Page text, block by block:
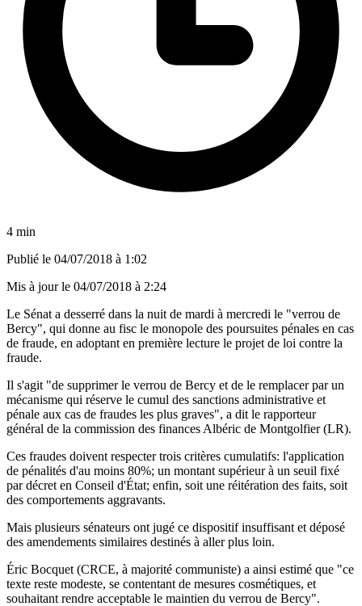
4 min
Publié le 04/07/2018 à 1:02
Mis à jour le 04/07/2018 à 2:24
Le Sénat a desserré dans la nuit de mardi à mercredi le "verrou de
Bercy", qui donne au fisc le monopole des poursuites pénales en cas
de fraude, en adoptant en première lecture le projet de loi contre la
fraude.
Il s'agit "de supprimer le verrou de Bercy et de le remplacer par un
mécanisme qui réserve le cumul des sanctions administrative et
pénale aux cas de fraudes les plus graves", a dit le rapporteur
général de la commission des finances Albéric de Montgolfier (LR).
Ces fraudes doivent respecter trois critères cumulatifs: l'application
de pénalités d'au moins 80%; un montant supérieur à un seuil fixé
par décret en Conseil d'État; enfin, soit une réitération des faits, soit
des comportements aggravants.
Mais plusieurs sénateurs ont jugé ce dispositif insuffisant et déposé
des amendements similaires destinés à aller plus loin.
Éric Bocquet (CRCE, à majorité communiste) a ainsi estimé que "ce
texte reste modeste, se contentant de mesures cosmétiques, et
souhaitant rendre acceptable le maintien du verrou de Bercy".